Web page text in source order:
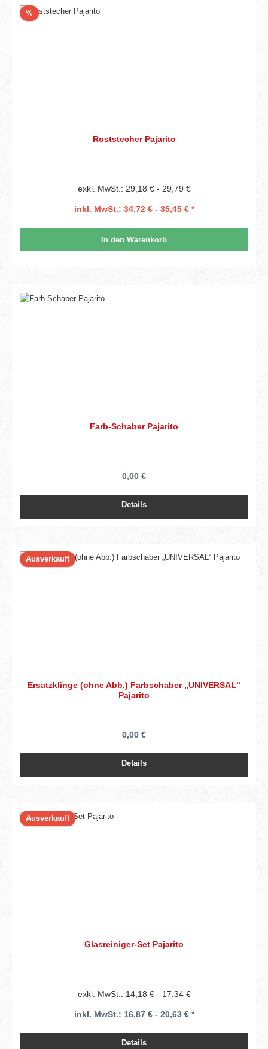
%Rabatt
Roststecher Pajarito
exkl. MwSt.: 29,18 € - 29,79 €
inkl. MwSt.: 34,72 € - 35,45 € *
In den Warenkorb
Farb-Schaber Pajarito
0,00 €
Details
Ausverkauft
Ersatzklinge (ohne Abb.) Farbschaber „UNIVERSAL“
Pajarito
0,00 €
Details
Ausverkauft
Glasreiniger-Set Pajarito
exkl. MwSt.: 14,18 € - 17,34 €
inkl. MwSt.: 16,87 € - 20,63 € *
Details